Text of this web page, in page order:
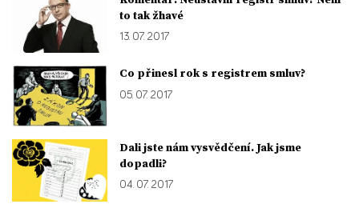
to tak žhavé
13. 07. 2017
Co přinesl rok s registrem smluv?
05. 07. 2017
Dali jste nám vysvědčení. Jak jsme
dopadli?
04. 07. 2017